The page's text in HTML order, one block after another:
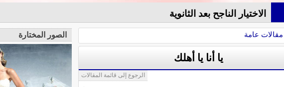
الاختيار الناجح بعد الثانوية
مقالات عامة
يا أنا يا أهلك
الرجوع إلى قائمة المقالات
الصور المختارة